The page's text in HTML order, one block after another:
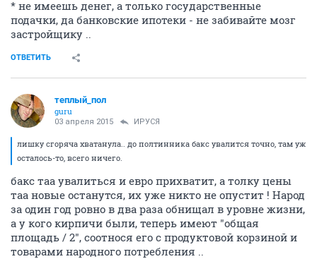
* не имеешь денег, а только государственные
подачки, да банковские ипотеки - не забивайте мозг
застройщику ..
ОТВЕТИТЬ
теплый_пол
guru
03 апреля 2015 ИРУСЯ
лишку сгоряча хватанула.. до полтинника бакс увалится точно, там уж
осталось-то, всего ничего.
бакс таа увалиться и евро прихватит, а толку цены
таа новые останутся, их уже никто не опустит ! Народ
за один год ровно в два раза обнищал в уровне жизни,
а у кого кирпичи были, теперь имеют "общая
площадь / 2", соотнося его с продуктовой корзиной и
товарами народного потребления ..